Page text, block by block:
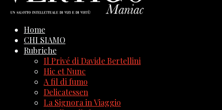
Home
CHI SIAMO
Rubriche
Il Privé di Davide Bertellini
Hic et Nunc
A fil di fumo
Delicatessen
La Signora in Viaggio